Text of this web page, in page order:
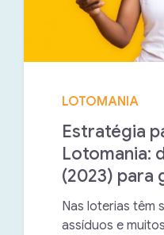
LOTOMANIA
Estratégia
Lotomania:
(2023) para
Nas loterias têm
assíduos e